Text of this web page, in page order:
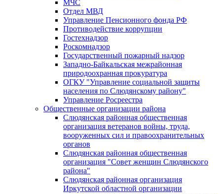
МЧС
Отдел МВД
Управление Пенсионного фонда РФ
Противодействие коррупции
Гостехнадзор
Роскомнадзор
Государственный пожарный надзор
Западно-Байкальская межрайонная
природоохранная прокуратура
ОГКУ "Управление социальной защиты
населения по Слюдянскому району"
Управление Росреестра
Общественные организации района
Слюдянская районная общественная
организация ветеранов войны, труда,
вооруженных сил и правоохранительных
органов
Слюдянская районная общественная
организация "Совет женщин Слюдянского
района"
Слюдянская районная организация
Иркутской областной организации